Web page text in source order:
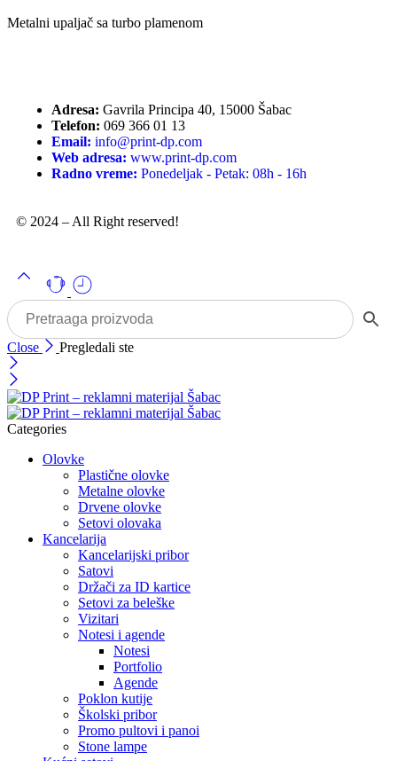
Metalni upaljač sa turbo plamenom
Adresa: Gavrila Principa 40, 15000 Šabac
Telefon: 069 366 01 13
Email: info@print-dp.com
Web adresa: www.print-dp.com
Radno vreme: Ponedeljak - Petak: 08h - 16h
© 2024 – All Right reserved!
Close Pregledali ste
Categories
Olovke
Plastične olovke
Metalne olovke
Drvene olovke
Setovi olovaka
Kancelarija
Kancelarijski pribor
Satovi
Držači za ID kartice
Setovi za beleške
Vizitari
Notesi i agende
Notesi
Portfolio
Agende
Poklon kutije
Školski pribor
Promo pultovi i panoi
Stone lampe